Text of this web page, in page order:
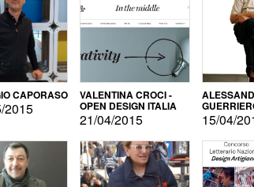
CAPORASO
2015
VALENTINA CROCI -
OPEN DESIGN ITALIA
21/04/2015 15/04/